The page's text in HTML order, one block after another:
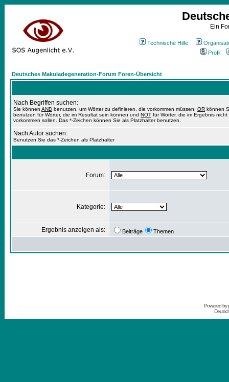
Ein
Technische Hilfe
Profil
Deutsches Makuladegeneration-Forum Foren-Übersicht
Nach Begriffen suchen:
Sie können AND benutzen, um Wörter zu definieren, die vorkommen müssen; OR können
benutzen für Wörter, die im Resultat sein können und NOT für Wörter, die im Ergebnis nicht
vorkommen sollen. Das *-Zeichen können Sie als Platzhalter benutzen.
Nach Autor suchen:
Benutzen Sie das *-Zeichen als Platzhalter
Forum:
Kategorie:
Ergebnis anzeigen als: Beiträge Themen
Powered by